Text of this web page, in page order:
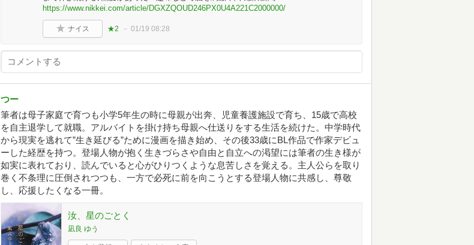
https://www.nikkei.com/article/DGXZQOUD246PX0U4A221C2000000/
ナイス ★2 01/19 08:28
つー
筆者は母子家庭で育つも小学5年生の時に母親が出奔、児童養護施設で育ち、15歳で高校
を自主退学して就職。アルバイトを掛け持ち母親へ仕送りをする生活を続けた。中学時代
から現実を逃れて”生き延びる”ために漫画を描き始め、その後33歳にBL作品で作家デビュ
ーした経歴を持つ。登場人物が抱く生きづらさや自由と自立への渇望には筆者の生き様が
如実に表れており、読んでいると心がひりつくような息苦しさを覚える。主人公らを取り
巻く不条理に圧倒されつつも、一方で必死に前を向こうとする登場人物に共感し、尊敬
し、応援したくなる一冊。
汝、星のごとく
凪良 ゆう